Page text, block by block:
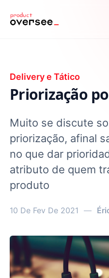
principal
Delivery e Tático
Priorização
Muito se discute
priorização, afinal
no que dar
atributo de quem
produto
10 De Fev De 2021 —